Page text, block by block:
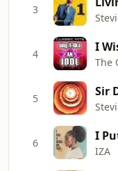
3
4
The
5 Sir
6 I
IZA